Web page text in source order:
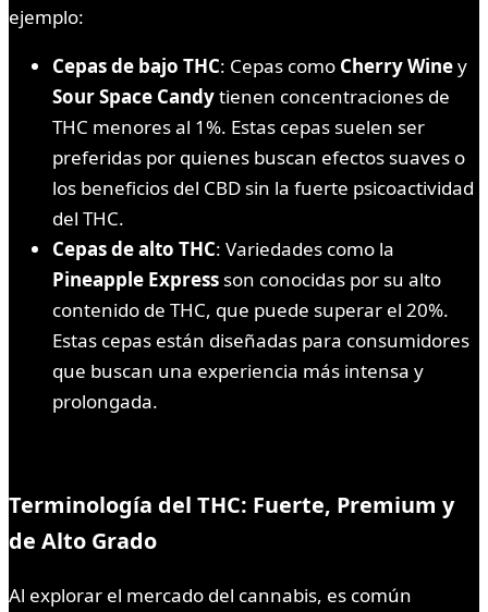
ejemplo:
Cepas de bajo THC: Cepas como Cherry Winey
Sour Space Candytienen concentraciones de
THC menores al 1%. Estas cepas suelen ser
preferidas por quienes buscan efectos suaves o
los beneficios del CBD sin la fuerte psicoactividad
del THC.
Cepas de alto THC: Variedades como la
Pineapple Expressson conocidas por su alto
contenido de THC, que puede superar el 20%.
Estas cepas están diseñadas para consumidores
que buscan una experiencia más intensa y
prolongada.
Terminología del THC: Fuerte, Premium y
de Alto Grado
Al explorar el mercado del cannabis, es común